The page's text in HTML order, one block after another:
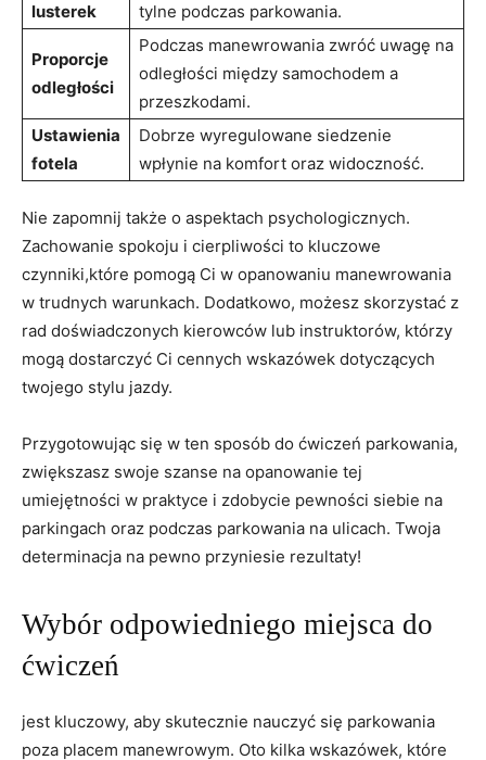
lusterek
tylne podczas parkowania.
Proporcje
odległości
Podczas manewrowania zwróć uwagę na
odległości między samochodem a
przeszkodami.
Ustawienia
fotela
Dobrze wyregulowane siedzenie
wpłynie na komfort oraz widoczność.
Nie zapomnij także o aspektach psychologicznych.
Zachowanie spokoju i cierpliwości to kluczowe
czynniki,które pomogą Ci w opanowaniu manewrowania
w trudnych warunkach. Dodatkowo, możesz skorzystać z
rad doświadczonych kierowców lub instruktorów, którzy
mogą dostarczyć Ci cennych wskazówek dotyczących
twojego stylu jazdy.
Przygotowując się w ten sposób do ćwiczeń parkowania,
zwiększasz swoje szanse na opanowanie tej
umiejętności w praktyce i zdobycie pewności siebie na
parkingach oraz podczas parkowania na ulicach. Twoja
determinacja na pewno przyniesie rezultaty!
Wybór odpowiedniego miejsca do
ćwiczeń
jest kluczowy, aby skutecznie nauczyć się parkowania
poza placem manewrowym. Oto kilka wskazówek, które